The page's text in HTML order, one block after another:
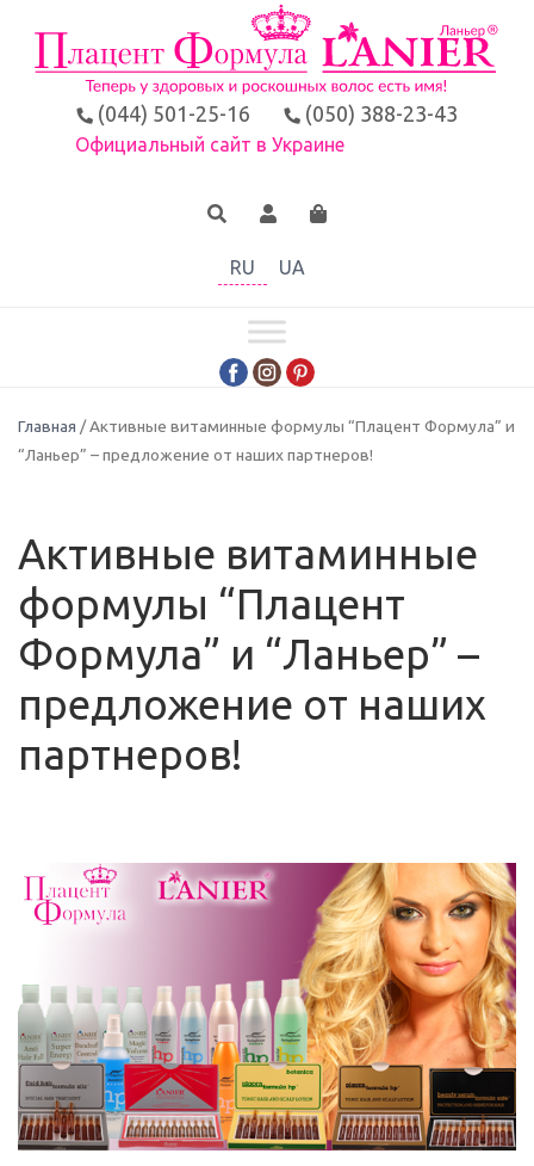
(044) 501-25-16 (050) 388-23-43
Официальный сайт в Украине
RU UA
Главная / Активные витаминные формулы “Плацент Формула” и
“Ланьер” – предложение от наших партнеров!
Активные витаминные
формулы “Плацент
Формула” и “Ланьер” –
предложение от наших
партнеров!